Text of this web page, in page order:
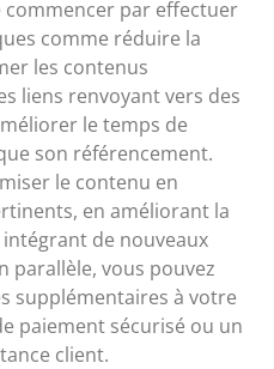
commencer par effectuer
comme réduire la
les contenus
liens renvoyant vers des
le temps de
son référencement.
le contenu en
en améliorant la
de nouveaux
parallèle, vous pouvez
supplémentaires à votre
paiement sécurisé ou un
client.